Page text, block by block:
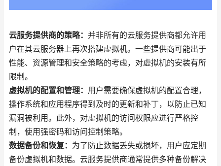
云服务提供商的策略： 并非所有的云服务提供商都允许用
户在其云服务器上再次搭建虚拟机。一些提供商可能出于
性能、资源管理和安全策略的考虑，对虚拟机的安装有所
限制。
虚拟机的配置和管理： 用户需要确保虚拟机的配置合理，
操作系统和应用程序得到及时的更新和补丁，以防止已知
漏洞被利用。此外，对虚拟机的访问权限应进行严格控
制，使用强密码和访问控制策略。
数据备份和恢复： 为了防止数据丢失或损坏，用户应定期
备份虚拟机和数据。云服务提供商通常提供多种备份解决